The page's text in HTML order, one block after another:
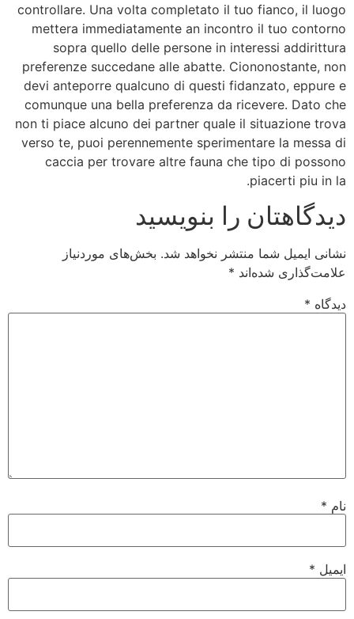
controllare. Una volta completato il tuo fianco, il luogo
mettera immediatamente an incontro il tuo contorno
sopra quello delle persone in interessi addirittura
preferenze succedane alle abatte. Ciononostante, non
devi anteporre qualcuno di questi fidanzato, eppure e
comunque una bella preferenza da ricevere. Dato che
non ti piace alcuno dei partner quale il situazione trova
verso te, puoi perennemente sperimentare la messa di
caccia per trovare altre fauna che tipo di possono
piacerti piu in la.
دیدگاهتان را بنویسید
نشانی ایمیل شما منتشر نخواهد شد. بخش‌های موردنیاز
علامت‌گذاری شده‌اند *
دیدگاه *
نام *
ایمیل *